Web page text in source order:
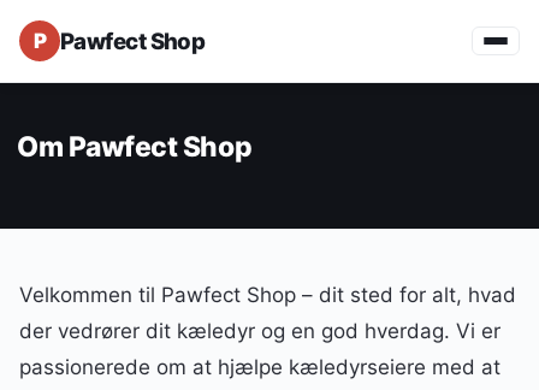
Pawfect Shop
Om Pawfect Shop
Velkommen til Pawfect Shop – dit sted for alt, hvad
der vedrører dit kæledyr og en god hverdag. Vi er
passionerede om at hjælpe kæledyrseiere med at